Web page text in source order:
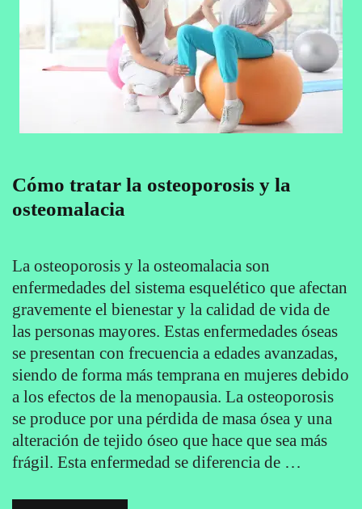
Cómo tratar la osteoporosis y la
osteomalacia
La osteoporosis y la osteomalacia son
enfermedades del sistema esquelético que afectan
gravemente el bienestar y la calidad de vida de
las personas mayores. Estas enfermedades óseas
se presentan con frecuencia a edades avanzadas,
siendo de forma más temprana en mujeres debido
a los efectos de la menopausia. La osteoporosis
se produce por una pérdida de masa ósea y una
alteración de tejido óseo que hace que sea más
frágil. Esta enfermedad se diferencia de …